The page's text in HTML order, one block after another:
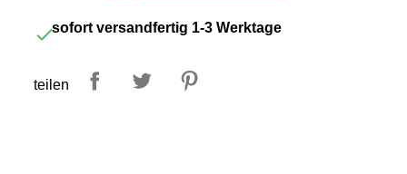
sofort versandfertig 1-3 Werktage
teilen